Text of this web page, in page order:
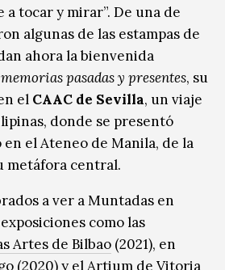
a tocar y mirar”. De una de
algunas de las estampas de
ahora la bienvenida
pasadas y presentes, su
el CAAC de Sevilla, un viaje
donde se presentó
el Ateneo de Manila, de la
metáfora central.
a ver a Muntadas en
como las
Artes de Bilbao (2021), en
(2020) y el Artium de Vitoria